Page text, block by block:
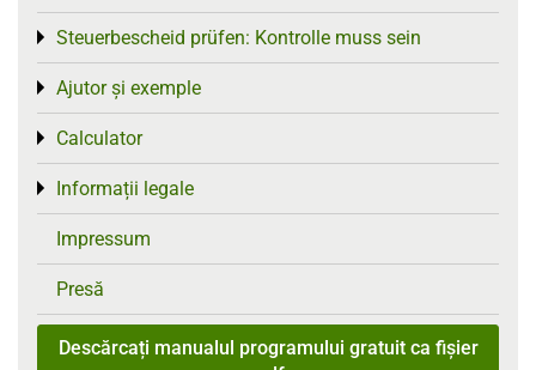
Steuerbescheid prüfen: Kontrolle muss sein
Toggle menu
Ajutor și exemple
Toggle menu
Calculator
Toggle menu
Informații legale
Toggle menu
Impressum
Presă
Descărcați manualul programului gratuit ca fișier